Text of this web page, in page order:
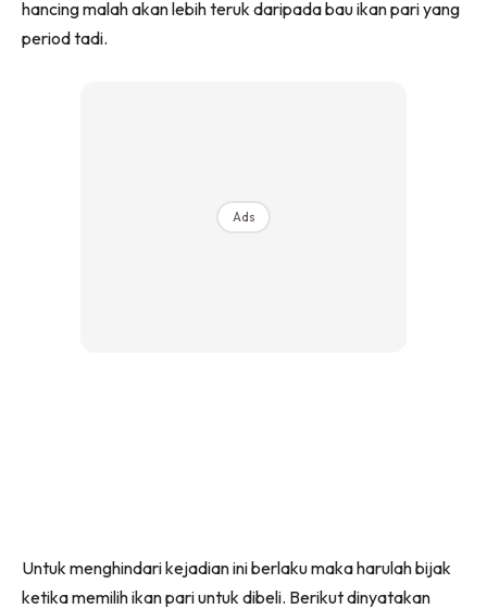
hancing malah akan lebih teruk daripada bau ikan pari yang
period tadi.
Ads
Untuk menghindari kejadian ini berlaku maka harulah bijak
ketika memilih ikan pari untuk dibeli. Berikut dinyatakan